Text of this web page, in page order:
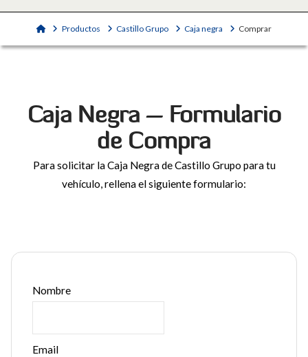
HomeProductos Castillo Grupo Caja negra Comprar
Caja Negra – Formulario
de Compra
Para solicitar la Caja Negra de Castillo Grupo para tu
vehículo, rellena el siguiente formulario:
Nombre
Email